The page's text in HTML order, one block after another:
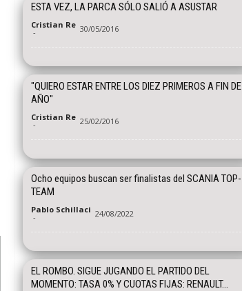
ESTA VEZ, LA PARCA SÓLO SALIÓ A ASUSTAR
Cristian Re
- 30/05/2016
"QUIERO ESTAR ENTRE LOS DIEZ PRIMEROS A FIN DE
AÑO"
Cristian Re
- 25/02/2016
Ocho equipos buscan ser finalistas del SCANIA TOP-
TEAM
Pablo Schillaci
- 24/08/2022
EL ROMBO. SIGUE JUGANDO EL PARTIDO DEL
MOMENTO: TASA 0% Y CUOTAS FIJAS: RENAULT...